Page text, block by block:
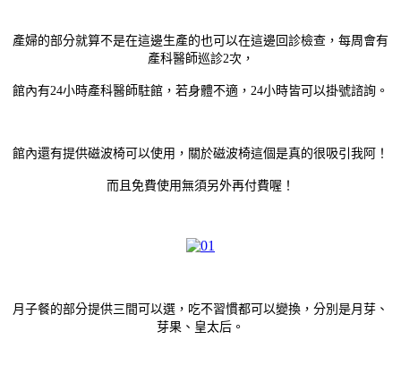
產婦的部分就算不是在這邊生產的也可以在這邊回診檢查，每周會有
產科醫師巡診2次，
館內有24小時產科醫師駐館，若身體不適，24小時皆可以掛號諮詢。
館內還有提供磁波椅可以使用，關於磁波椅這個是真的很吸引我阿！
而且免費使用無須另外再付費喔！
月子餐的部分提供三間可以選，吃不習慣都可以變換，分別是月芽、
芽果、皇太后。